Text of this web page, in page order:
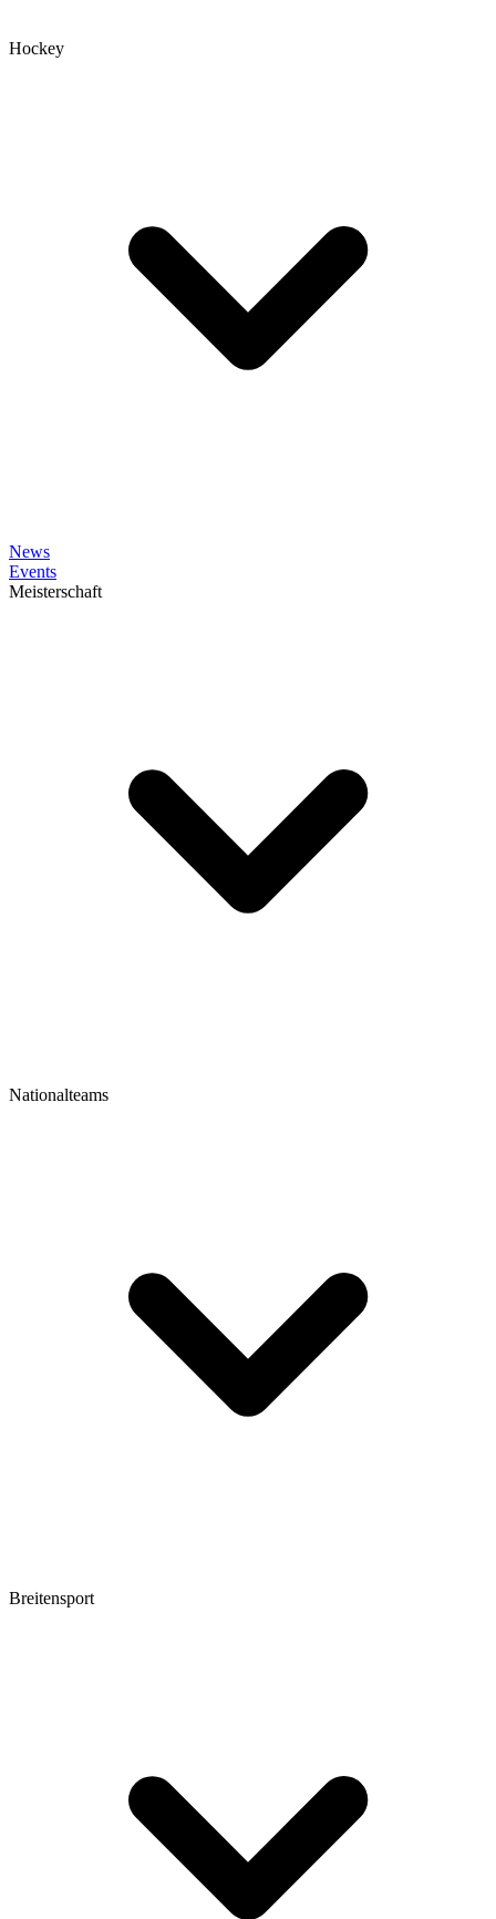
Hockey
News
Events
Meisterschaft
Nationalteams
Breitensport